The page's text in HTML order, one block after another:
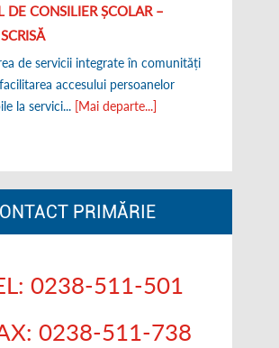
DE CONSILIER ȘCOLAR –
de servicii integrate în comunități
accesului persoanelor
la servici... [Mai departe...]
PRIMĂRIE
0238-511-501
0238-511-738